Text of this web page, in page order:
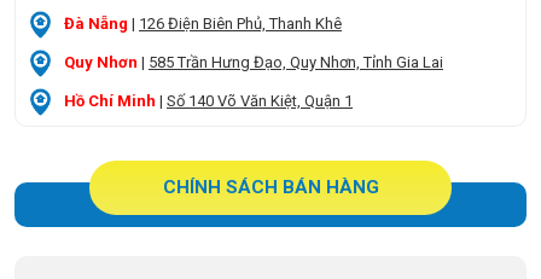
Đà Nẵng | 126 Điện Biên Phủ, Thanh Khê
Quy Nhơn | 585 Trần Hưng Đạo, Quy Nhơn, Tỉnh Gia Lai
Hồ Chí Minh | Số 140 Võ Văn Kiệt, Quận 1
CHÍNH SÁCH BÁN HÀNG